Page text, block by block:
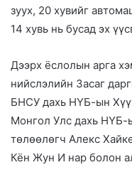
зуух, 20 хувийг
14 хувь нь бусад эх
Дээрх ёслолын арга
нийслэлийн Засаг
БНСУ дахь НҮБ-ын
Монгол Улс дахь НҮБ-
төлөөлөгч Алекс
Кён Жун И нар болон